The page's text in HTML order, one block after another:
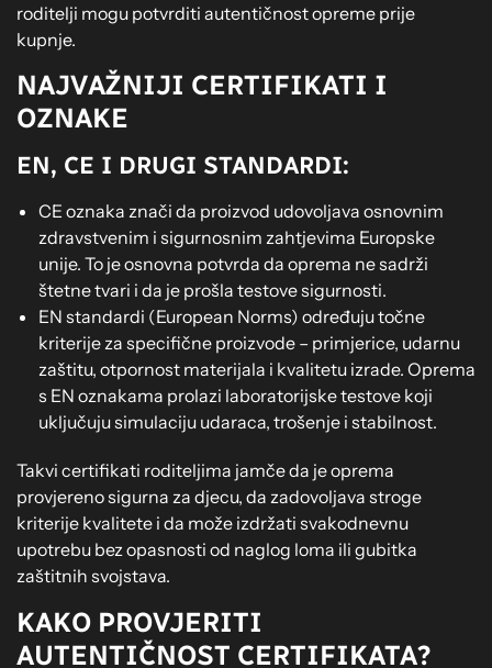
roditelji mogu potvrditi autentičnost opreme prije
kupnje.
NAJVAŽNIJI CERTIFIKATI I
OZNAKE
EN, CE I DRUGI STANDARDI:
CE oznaka znači da proizvod udovoljava osnovnim
zdravstvenim i sigurnosnim zahtjevima Europske
unije. To je osnovna potvrda da oprema ne sadrži
štetne tvari i da je prošla testove sigurnosti.
EN standardi (European Norms) određuju točne
kriterije za specifične proizvode – primjerice, udarnu
zaštitu, otpornost materijala i kvalitetu izrade. Oprema
s EN oznakama prolazi laboratorijske testove koji
uključuju simulaciju udaraca, trošenje i stabilnost.
Takvi certifikati roditeljima jamče da je oprema
provjereno sigurna za djecu, da zadovoljava stroge
kriterije kvalitete i da može izdržati svakodnevnu
upotrebu bez opasnosti od naglog loma ili gubitka
zaštitnih svojstava.
KAKO PROVJERITI
AUTENTIČNOST CERTIFIKATA?